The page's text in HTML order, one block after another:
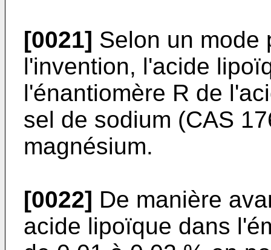
[0021] Selon un mode
l'invention, l'acide
l'énantiomère R de
sel de sodium (CAS
magnésium.
[0022] De manière
acide lipoïque dans